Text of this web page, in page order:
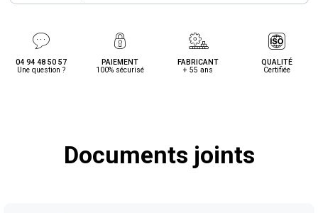
04 94 48 50 57
Une question ?
PAIEMENT
100% sécurisé
FABRICANT
+ 55 ans
QUALITÉ
Certifiée
Documents joints